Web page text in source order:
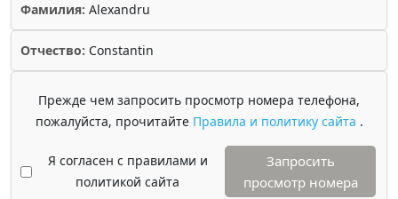
Фамилия: Alexandru
Отчество: Constantin
Прежде чем запросить просмотр номера телефона,
пожалуйста, прочитайте Правила и политику сайта .
Я согласен с правилами и
политикой сайта
Запросить
просмотр номера